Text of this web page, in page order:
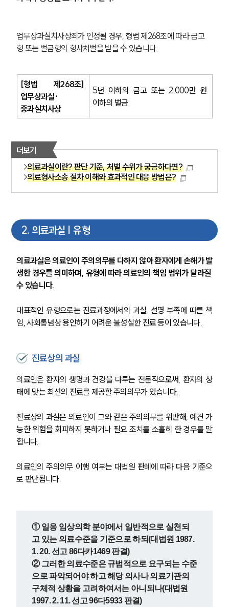
업무상과실치사상죄가 인정될 경우, 형법 제268조에 따라 금고
형 또는 벌금형의 형사처벌을 받을 수 있습니다.
[형법 제268조]
업무상과실·
중과실치사상
5년 이하의 금고 또는 2,000만 원
이하의 벌금
더보기
의료과실이란? 판단 기준, 처벌 수위가 궁금하다면?
의료형사소송 절차 이해와 효과적인 대응 방법은?
2. 의료과실 | 유형
의료과실은 의료인이 주의의무를 다하지 않아 환자에게 손해가 발
생한 경우를 의미하며, 유형에 따라 의료인의 책임 범위가 달라질
수 있습니다.
대표적인 유형으로는 진료과정에서의 과실, 설명 부족에 따른 책
임, 사회통념상 용인하기 어려운 불성실한 진료 등이 있습니다.
진료상의 과실
의료인은 환자의 생명과 건강을 다루는 전문직으로써, 환자의 상
태에 맞는 최선의 진료를 제공할 주의의무가 있습니다.
진료상의 과실은 의료인이 그와 같은 주의의무를 위반해, 예견 가
능한 위험을 회피하지 못하거나 필요 조치를 소홀히 한 경우를 말
합니다.
의료인의 주의의무 이행 여부는 대법원 판례에 따라 다음 기준으
로 판단됩니다.
① 일응 임상의학 분야에서 일반적으로 실천되
고 있는 의료수준을 기준으로 하되(대법원 1987.
1. 20. 선고 86다카1469 판결)
② 그러한 의료수준은 규범적으로 요구되는 수준
으로 파악되어야 하고 해당 의사나 의료기관의
구체적 상황을 고려하여서는 아니되나(대법원
1997. 2. 11. 선고 96다5933 판결)